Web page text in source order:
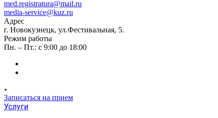
med.registratura@mail.ru
media-service@kuz.ru
Адрес
г. Новокузнецк, ул.Фестивальная, 5.
Режим работы
Пн. – Пт.: с 9:00 до 18:00
Записаться на прием
Услуги